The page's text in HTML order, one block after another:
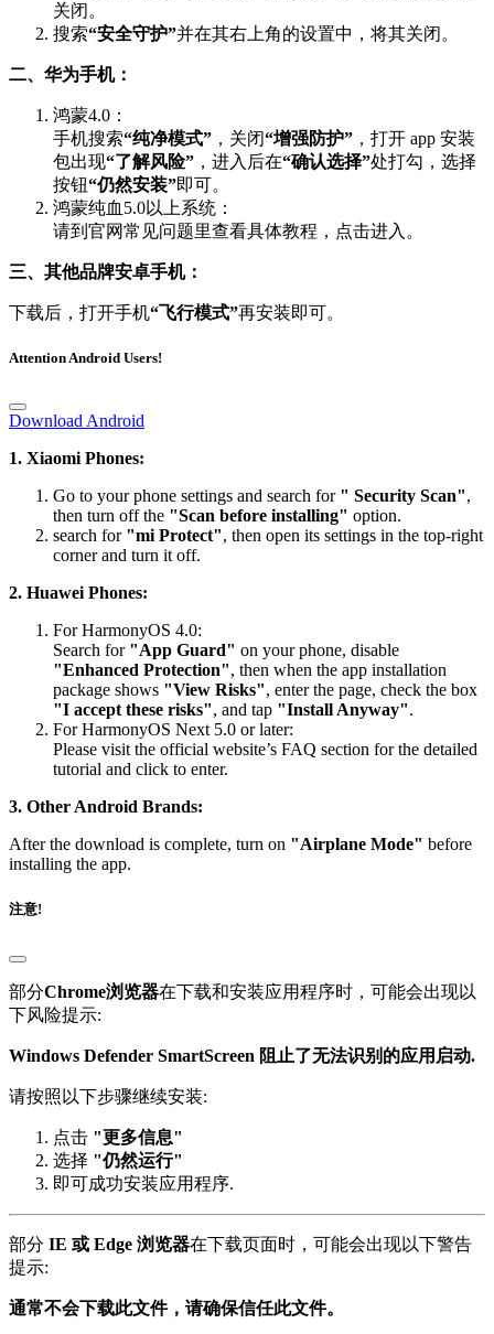
关闭。
搜索“安全守护”并在其右上角的设置中，将其关闭。
二、华为手机：
鸿蒙4.0：
手机搜索“纯净模式” ，关闭“增强防护” ，打开 app 安装
包出现“了解风险” ，进入后在“确认选择”处打勾，选择
按钮“仍然安装”即可。
鸿蒙纯血5.0以上系统：
请到官网常见问题里查看具体教程，点击进入。
三、其他品牌安卓手机：
下载后，打开手机“飞行模式”再安装即可。
Attention Android Users!
Download Android
1. Xiaomi Phones:
Go to your phone settings and search for " Security Scan",
then turn off the "Scan before installing" option.
search for "mi Protect", then open its settings in the top-right
corner and turn it off.
2. Huawei Phones:
For HarmonyOS 4.0:
Search for "App Guard" on your phone, disable
"Enhanced Protection", then when the app installation
package shows "View Risks", enter the page, check the box
"I accept these risks", and tap "Install Anyway".
For HarmonyOS Next 5.0 or later:
Please visit the official website’s FAQ section for the detailed
tutorial and click to enter.
3. Other Android Brands:
After the download is complete, turn on "Airplane Mode" before
installing the app.
注意!
部分Chrome浏览器在下载和安装应用程序时，可能会出现以
下风险提示:
Windows Defender SmartScreen 阻止了无法识别的应用启动.
请按照以下步骤继续安装:
点击 "更多信息"
选择 "仍然运行"
即可成功安装应用程序.
部分 IE 或 Edge 浏览器在下载页面时，可能会出现以下警告
提示:
通常不会下载此文件，请确保信任此文件。